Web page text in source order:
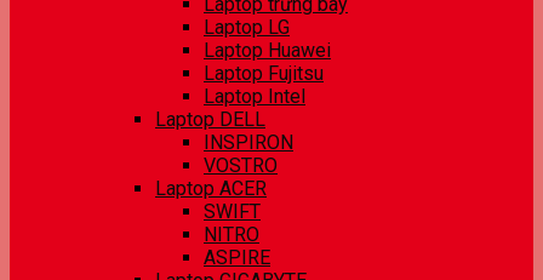
Laptop LG
Laptop Huawei
Laptop Fujitsu
Laptop Intel
Laptop DELL
INSPIRON
VOSTRO
Laptop ACER
SWIFT
NITRO
ASPIRE